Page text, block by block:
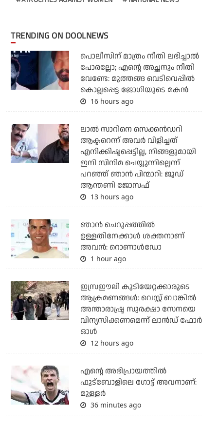
TRENDING ON DOOLNEWS
പൊലീസിന് മാത്രം നീതി ലഭിച്ചാല്‍
പോരല്ലോ; എന്റെ അച്ഛനും നീതി
വേണ്ടേ: മുത്തങ്ങ വെടിവെപ്പില്‍
കൊല്ലപ്പെട്ട ജോഗിയുടെ മകന്‍
16 hours ago
ലാല്‍ സാറിനെ സെക്കന്‍ഡറി
ആക്ടറെന്ന് അവര്‍ വിളിച്ചത്
എനിക്കിഷ്ടപ്പെട്ടില്ല, നിങ്ങളുമായി
ഇനി സിനിമ ചെയ്യുന്നില്ലെന്ന്
പറഞ്ഞ് ഞാന്‍ പിന്മാറി: ജൂഡ്
ആന്തണി ജോസഫ്
13 hours ago
ഞാന്‍ ചെറുപ്പത്തില്‍
ഉള്ളതിനേക്കാള്‍ ശക്തനാണ്
അവന്‍: റൊണാള്‍ഡോ
1 hour ago
ഇസ്രഈലി കുടിയേറ്റക്കാരുടെ
ആക്രമണങ്ങള്‍: വെസ്റ്റ് ബാങ്കില്‍
അന്താരാഷ്ട്ര സുരക്ഷാ സേനയെ
വിന്യസിക്കണമെന്ന് ലാന്‍ഡ് ഫോര്‍
ഓള്‍
12 hours ago
എന്റെ അഭിപ്രായത്തില്‍
ഫുട്‌ബോളിലെ ഗോട്ട് അവനാണ്:
മുള്ളര്‍
36 minutes ago